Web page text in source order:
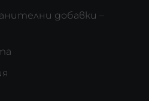
добавки –